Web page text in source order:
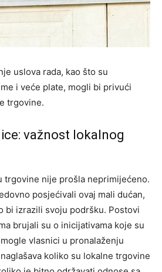
uslova rada, kao što su
i veće plate, mogli bi privući
trgovine.
važnost lokalnog
trgovine nije prošla neprimijećeno.
posjećivali ovaj mali dućan,
bi izrazili svoju podršku. Postovi
brujali su o inicijativama koje su
vlasnici u pronalaženju
koliko su lokalne trgovine